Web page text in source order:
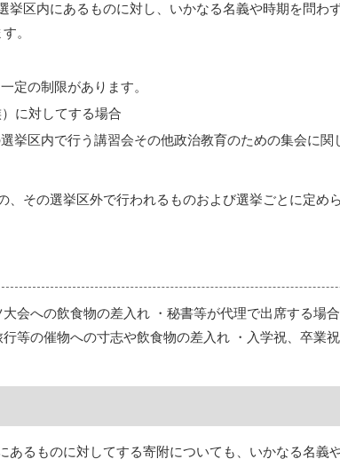
区内にあるものに対し、いかなる名義や時期を問わ
。
定の制限があります。
に対してする場合
挙区内で行う講習会その他政治教育のための集会に関
その選挙区外で行われるものおよび選挙ごとに定め
会への飲食物の差入れ ・秘書等が代理で出席する場
等の催物への寸志や飲食物の差入れ ・入学祝、卒業
るものに対してする寄附についても、いかなる名義